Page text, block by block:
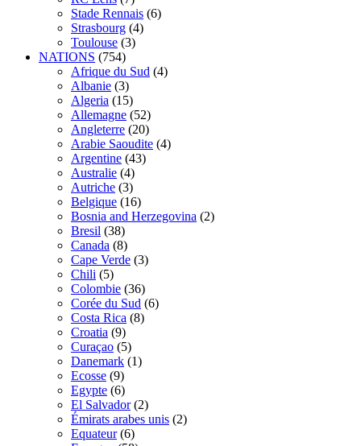
Stade Rennais (6)
Strasbourg (4)
Toulouse (3)
NATIONS (754)
Afrique du Sud (4)
Albanie (3)
Algeria (15)
Allemagne (52)
Angleterre (20)
Arabie Saoudite (4)
Argentine (43)
Australie (4)
Autriche (3)
Belgique (16)
Bosnia and Herzegovina (2)
Bresil (38)
Canada (8)
Cape Verde (3)
Chili (5)
Colombie (36)
Corée du Sud (6)
Costa Rica (8)
Croatia (9)
Curaçao (5)
Danemark (1)
Ecosse (9)
Egypte (6)
El Salvador (2)
Émirats arabes unis (2)
Equateur (6)